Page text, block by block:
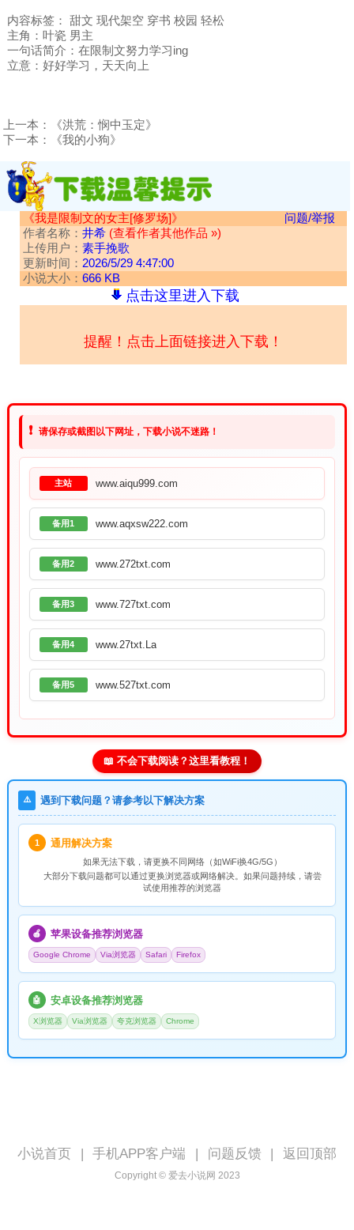
内容标签： 甜文 现代架空 穿书 校园 轻松
主角：叶瓷 男主
一句话简介：在限制文努力学习ing
立意：好好学习，天天向上
上一本：
《洪荒：悯中玉定》
下一本：
《我的小狗》
《我是限制文的女主[修罗场]》
问题/举报
作者名称： 井希 (查看作者其他作品 »)
上传用户： 素手挽歌
更新时间： 2026/5/29 4:47:00
小说大小： 666 KB
点击这里进入下载
提醒！点击上面链接进入下载！
❗ 请保存或截图以下网址，下载小说不迷路！
主站 www.aiqu999.com
备用1 www.aqxsw222.com
备用2 www.272txt.com
备用3 www.727txt.com
备用4 www.27txt.La
备用5 www.527txt.com
📖 不会下载阅读？这里看教程！
⚠️ 遇到下载问题？请参考以下解决方案
1 通用解决方案
如果无法下载，请更换不同网络（如WiFi换4G/5G）
大部分下载问题都可以通过更换浏览器或网络解决。如果问题持续，请尝
试使用推荐的浏览器
🍎 苹果设备推荐浏览器
Google Chrome Via浏览器 Safari Firefox
🤖 安卓设备推荐浏览器
X浏览器 Via浏览器 夸克浏览器 Chrome
小说首页 手机APP客户端 问题反馈 返回顶部
Copyright © 爱去小说网 2023